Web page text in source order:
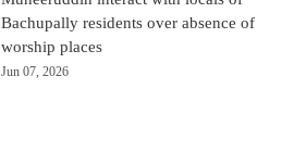
Bachupally residents over absence of
worship places
Jun 07, 2026